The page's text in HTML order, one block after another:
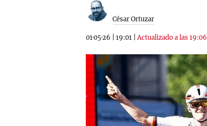
César Ortuzar
01·05·26 19:01 |Actualizado a las 19:06